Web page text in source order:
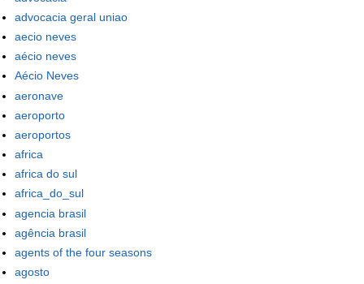
advocacia geral uniao
aecio neves
aécio neves
Aécio Neves
aeronave
aeroporto
aeroportos
africa
africa do sul
africa_do_sul
agencia brasil
agência brasil
agents of the four seasons
agosto